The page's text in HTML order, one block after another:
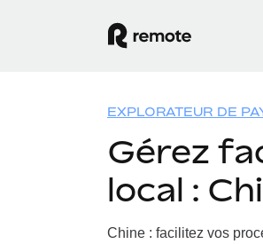
EXPLORATEUR DE
Gérez
local :
Chine : facilitez vos